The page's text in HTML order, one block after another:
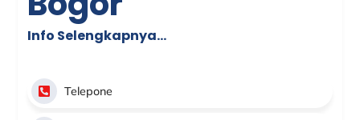
Info Selengkapnya…
Telepone